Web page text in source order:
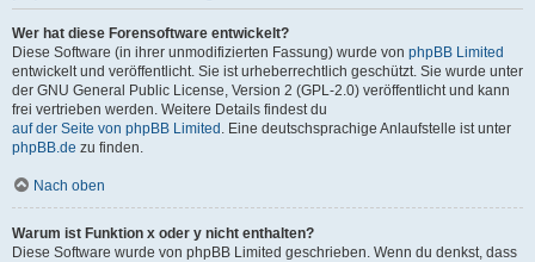
Wer hat diese Forensoftware entwickelt?
Diese Software (in ihrer unmodifizierten Fassung) wurde von phpBB Limited
entwickelt und veröffentlicht. Sie ist urheberrechtlich geschützt. Sie wurde unter
der GNU General Public License, Version 2 (GPL-2.0) veröffentlicht und kann
frei vertrieben werden. Weitere Details findest du
auf der Seite von phpBB Limited . Eine deutschsprachige Anlaufstelle ist unter
phpBB.de zu finden.
Nach oben
Warum ist Funktion x oder y nicht enthalten?
Diese Software wurde von phpBB Limited geschrieben. Wenn du denkst, dass